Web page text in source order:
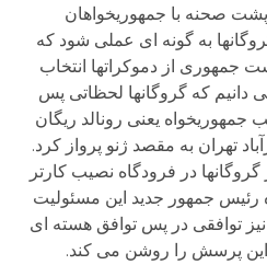
صحنه با جمهوریخواهان
به گونه ای عملی شود که
جمهوری از دموکراتها انتخاب
دانیم که گروگانها لحظاتی پس
جمهوریخواه یعنی رونالد ریگان
تهران به مقصد ژنو پرواز کرد.
در فرودگاه نصیب کارتر
رئیس جمهور جدید این مسئولیت
نیز توافقی در پس توافق هسته ای
این پرسش را روشن می کند.